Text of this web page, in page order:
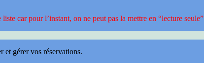
car pour l’instant, on ne peut pas la mettre en “lecture seule”
et gérer vos réservations.